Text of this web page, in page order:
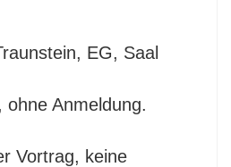
EG, Saal
ohne Anmeldung.
Vortrag, keine